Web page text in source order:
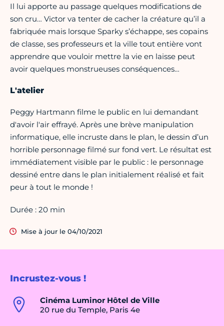
Incrustez-vous !
Cinéma Luminor Hôtel de Ville
20 rue du Temple, Paris 4e
Il lui apporte au passage quelques modifications de
son cru… Victor va tenter de cacher la créature qu’il a
fabriquée mais lorsque Sparky s’échappe, ses copains
de classe, ses professeurs et la ville tout entière vont
apprendre que vouloir mettre la vie en laisse peut
avoir quelques monstrueuses conséquences…
L'atelier
Peggy Hartmann filme le public en lui demandant
d'avoir l'air effrayé. Après une brève manipulation
informatique, elle incruste dans le plan, le dessin d’un
horrible personnage filmé sur fond vert. Le résultat est
immédiatement visible par le public : le personnage
dessiné entre dans le plan initialement réalisé et fait
peur à tout le monde !
Durée : 20 min
Mise à jour le 04/10/2021